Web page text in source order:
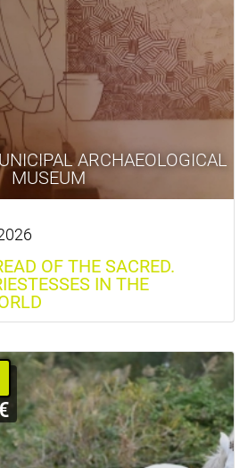
ARCHAEOLOGICAL
MUSEUM
OF THE SACRED.
IN THE